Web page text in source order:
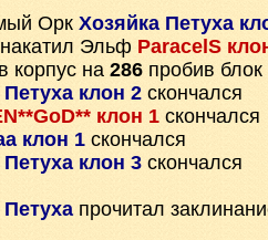
Орк Хозяйка Петуха
Эльф ParacelS
корпус на 286 пробив блок
клон 2 скончался
клон 1 скончался
клон 1 скончался
клон 3 скончался
прочитал